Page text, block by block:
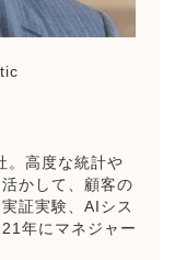
。高度な統計や
かして、顧客の
証実験、AIシス
年にマネジャー